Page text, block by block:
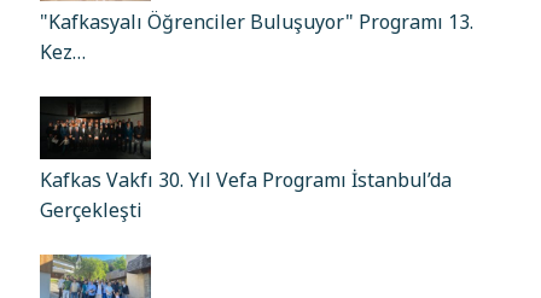
"Kafkasyalı Öğrenciler Buluşuyor" Programı 13.
Kez…
Kafkas Vakfı 30. Yıl Vefa Programı İstanbul’da
Gerçekleşti